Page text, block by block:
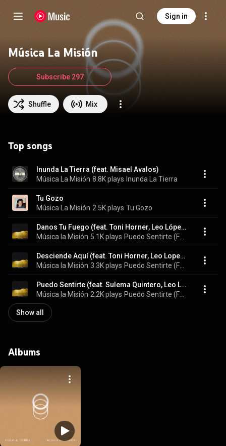
Sign in
Música La Misión
Shuffle Mix
Subscribe 297
Top songs
Inunda La Tierra (feat. Misael Avalos)
Música La Misión 8.8K plays Inunda La Tierra
Tu Gozo
Música La Misión 2.5K plays Tu Gozo
Danos Tu Fuego (feat. Toni Horner, Leo López & Sulema Quintero)
Música la Misión 5.1K plays
Desciende Aquí (feat. Toni Horner, Leo Lopez & Sulema Quintero)
Música la Misión 3.3K plays
Puedo Sentirte (feat. Sulema Quintero, Leo López & Toni Horner)
Música la Misión 2.2K plays
Show all
Albums